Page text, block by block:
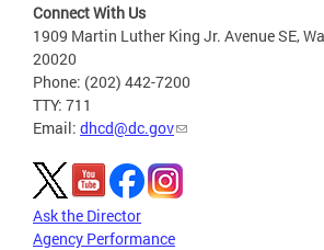
Connect With Us
1909 Martin Luther King Jr. Avenue SE,
20020
Phone: (202) 442-7200
TTY: 711
Email: dhcd@dc.gov
Ask the Director
Agency Performance